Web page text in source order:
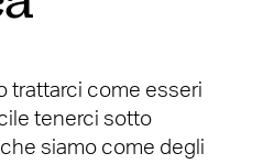
trattarci come esseri
tenerci sotto
siamo come degli